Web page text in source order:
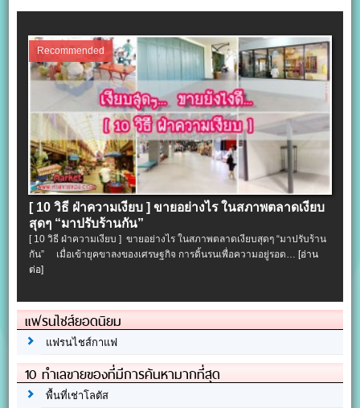
Recommended
[ 10 วิธี ฝ่าความเงียบ ] ขายอย่างไร ในสภาพตลาดเงียบ
สุดๆ “มาปรับร้านกัน”
[ 10 วิธี ฝ่าความเงียบ ] ขายอย่างไร ในสภาพตลาดเงียบสุดๆ “มาปรับร้าน
กัน” เมื่อเข้ายุคขาลงของเศรษฐกิจ การดิ้นรนเพื่อความอยู่รอด…[อ่าน
ต่อ]
แฟรนไชส์ยอดนิยม
แฟรนไชส์กาแฟ
10 ทำเลขายของที่มีการค้นหามากที่สุด
พื้นที่เช่าโลตัส